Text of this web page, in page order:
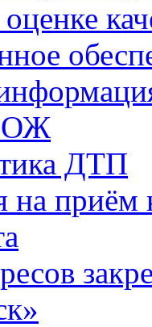
ДТП
на приём